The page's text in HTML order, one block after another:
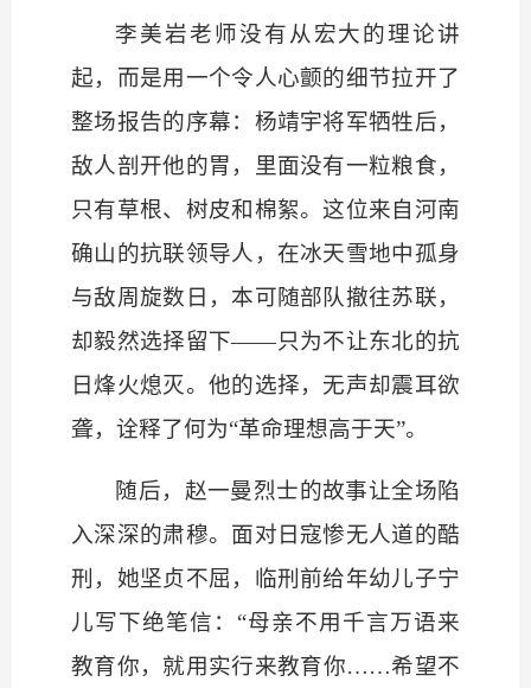
李美岩老师没有从宏大的理论讲
起，而是用一个令人心颤的细节拉开了
整场报告的序幕：杨靖宇将军牺牲后，
敌人剖开他的胃，里面没有一粒粮食，
只有草根、树皮和棉絮。这位来自河南
确山的抗联领导人，在冰天雪地中孤身
与敌周旋数日，本可随部队撤往苏联，
却毅然选择留下——只为不让东北的抗
日烽火熄灭。他的选择，无声却震耳欲
聋，诠释了何为“革命理想高于天”。
随后，赵一曼烈士的故事让全场陷
入深深的肃穆。面对日寇惨无人道的酷
刑，她坚贞不屈，临刑前给年幼儿子宁
儿写下绝笔信： “母亲不用千言万语来
教育你，就用实行来教育你……希望不